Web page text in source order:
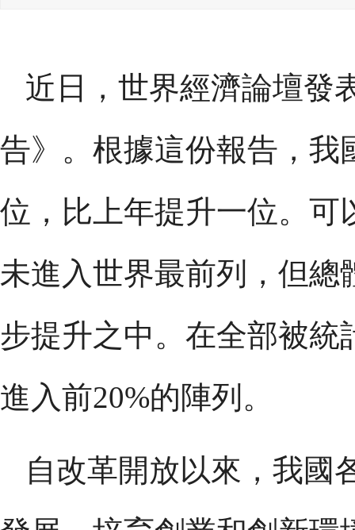
近日，世界經濟論壇發
告》。根據這份報告，我
位，比上年提升一位。可
未進入世界最前列，但
步提升之中。在全部被統
進入前20%的陣列。
自改革開放以來，我國